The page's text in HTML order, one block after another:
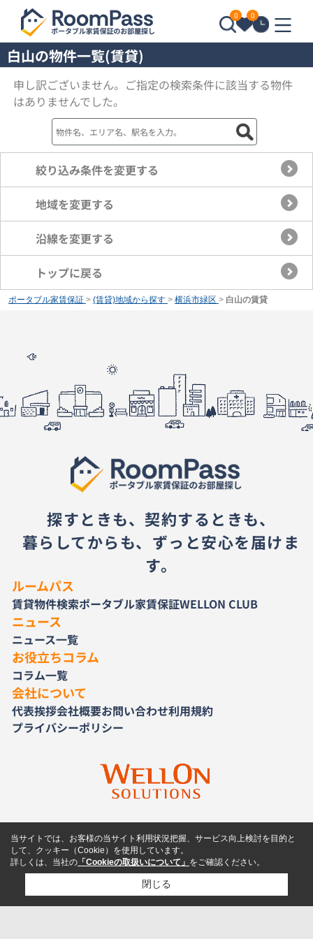
0 0
白山の物件一覧(賃貸)
申し訳ございません。ご指定の検索条件に該当する物件
はありませんでした。
絞り込み条件を変更する
地域を変更する
沿線を変更する
トップに戻る
ポータブル家賃保証 > (賃貸)地域から探す > 横浜市緑区 > 白山の賃貸
探すときも、契約するときも、
暮らしてからも、ずっと安心を届けま
す。
ルームパス
賃貸物件検索ポータブル家賃保証WELLON CLUB
ニュース
ニュース一覧
お役立ちコラム
コラム一覧
会社について
代表挨拶会社概要お問い合わせ利用規約
プライバシーポリシー
当サイトでは、お客様の当サイト利用状況把握、サービス向上検討を目的と
して、クッキー（Cookie）を使用しています。
詳しくは、当社の 「Cookieの取扱いについて」 をご確認ください。
閉じる